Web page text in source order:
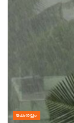
കേരളം